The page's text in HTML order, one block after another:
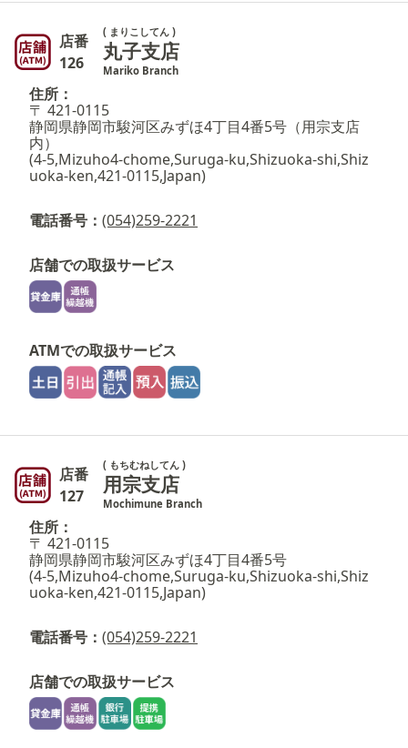
店番
126
( まりこしてん )
丸子支店
Mariko Branch
住所：
〒 421-0115
静岡県静岡市駿河区みずほ4丁目4番5号（用宗支店
内）
(4-5,Mizuho4-chome,Suruga-ku,Shizuoka-shi,Shiz
uoka-ken,421-0115,Japan)
電話番号： (054)259-2221
店舗での取扱サービス
ATMでの取扱サービス
店番
127
( もちむねしてん )
用宗支店
Mochimune Branch
住所：
〒 421-0115
静岡県静岡市駿河区みずほ4丁目4番5号
(4-5,Mizuho4-chome,Suruga-ku,Shizuoka-shi,Shiz
uoka-ken,421-0115,Japan)
電話番号： (054)259-2221
店舗での取扱サービス